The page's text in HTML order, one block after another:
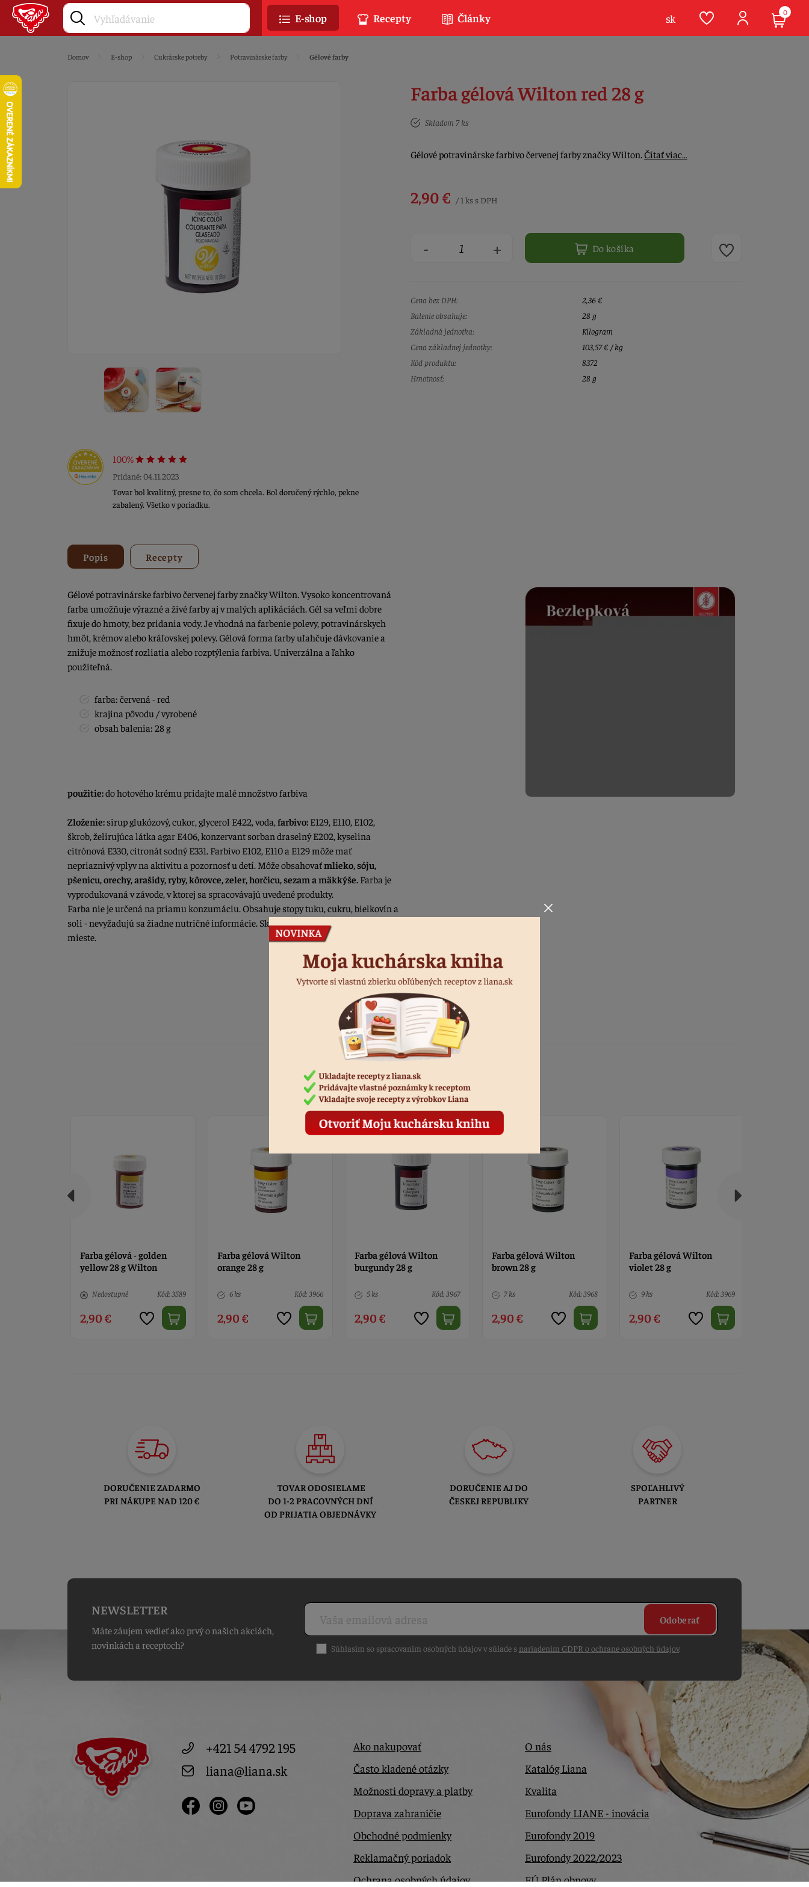
Domov E-shop Cukrárske potreby Potravinárske farby Gélové farby
100%
Pridané: 04.11.2023
Tovar bol kvalitný, presne to, čo som chcela. Bol doručený rýchlo, pekne
zabalený. Všetko v poriadku.
Farba gélová Wilton red 28 g
Skladom 7 ks
Gélové potravinárske farbivo červenej farby značky Wilton.Čítať viac…
2,90 € / 1 ks s DPH
- + Do košíka
Cena bez DPH:
2,36 €
Balenie obsahuje:
28 g
Základná jednotka:
Kilogram
Cena základnej jednotky:
103,57 € / kg
Kód produktu:
8372
Hmotnosť:
28 g
Popis Recepty
Gélové potravinárske farbivo červenej farby značky Wilton. Vysoko koncentrovaná
farba umožňuje výrazné a živé farby aj v malých aplikáciách. Gél sa veľmi dobre
fixuje do hmoty, bez pridania vody. Je vhodná na farbenie polevy, potravinárskych
hmôt, krémov alebo kráľovskej polevy. Gélová forma farby uľahčuje dávkovanie a
znižuje možnosť rozliatia alebo rozptýlenia farbiva. Univerzálna a ľahko
použiteľná.
farba: červená - red
krajina pôvodu / vyrobené
obsah balenia: 28 g
použitie:do hotového krému pridajte malé množstvo farbiva
Zloženie: sirup glukózový, cukor, glycerol E422, voda, farbivo: E129, E110, E102,
škrob, želirujúca látka agar E406, konzervant sorban draselný E202, kyselina
citrónová E330, citronát sodný E331. Farbivo E102, E110 a E129 môže mať
nepriaznivý vplyv na aktivitu a pozornosť u detí. Môže obsahovaťmlieko, sóju,
pšenicu, orechy, arašidy, ryby, kôrovce, zeler, horčicu, sezam a mäkkýše. Farba je
vyprodukovaná v závode, v ktorej sa spracovávajú uvedené produkty.
Farba nie je určená na priamu konzumáciu. Obsahuje stopy tuku, cukru, bielkovín a
soli - nevyžadujú sa žiadne nutričné informácie. Skladujte na suchom a tmavom
mieste.
Podobné produkty
Farba gélová - golden
yellow 28 g Wilton
Nedostupné Kód: 3589
2,90 €
Farba gélová Wilton
orange 28 g
6 ks Kód: 3966
2,90 €
Farba gélová Wilton
burgundy 28 g
5 ks Kód: 3967
2,90 €
Farba gélová Wilton
brown 28 g
7 ks Kód: 3968
2,90 €
Farba gélová Wilton
violet 28 g
9 ks Kód: 3969
2,90 €
DORUČENIE ZADARMO
PRI NÁKUPE NAD 120 €
TOVAR ODOSIELAME
DO 1-2 PRACOVNÝCH DNÍ
OD PRIJATIA OBJEDNÁVKY
DORUČENIE AJ DO
ČESKEJ REPUBLIKY
SPOĽAHLIVÝ
PARTNER
NEWSLETTER
Máte záujem vedieť ako prvý o našich akciách,
novinkách a receptoch?
Odoberať
Súhlasím so spracovaním osobných údajov v súlade snariadením GDPR o ochrane osobných údajov.
+421 54 4792 195
liana@liana.sk
Ako nakupovať
Často kladené otázky
Možnosti dopravy a platby
Doprava zahraničie
Obchodné podmienky
Reklamačný poriadok
Ochrana osobných údajov
O nás
Katalóg Liana
Kvalita
Eurofondy LIANE - inovácia
Eurofondy 2019
Eurofondy 2022/2023
EÚ Plán obnovy
E-shop Recepty Články sk 0